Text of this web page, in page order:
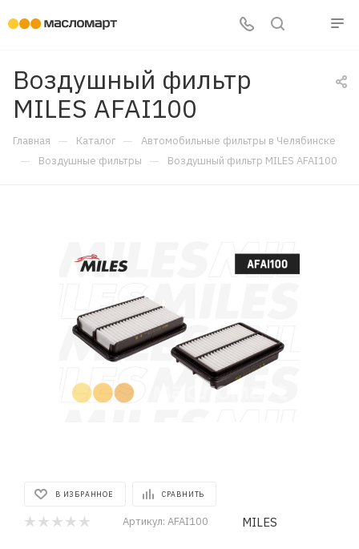
Воздушный фильтр
MILES AFAI100
Главная — Каталог — Автомобильные фильтры в Челябинске
— Воздушные фильтры — Воздушный фильтр MILES AFAI100
В ИЗБРАННОЕ СРАВНИТЬ
Артикул: AFAI100 MILES